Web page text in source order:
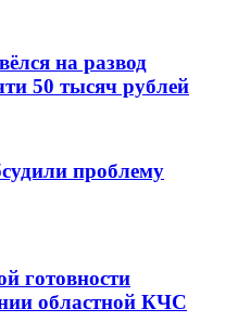
на развод
50 тысяч рублей
проблему
готовности
областной КЧС